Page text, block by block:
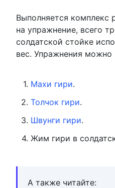
Выполняется комплекс
на упражнение, всего
солдатской стойке
вес. Упражнения можно
Махи гири.
Толчок гири.
Швунги гири.
Жим гири в
А также читайте: